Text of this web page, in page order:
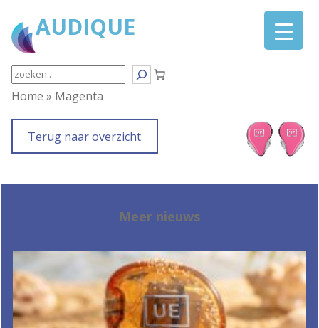
naar
de
AUDIQUE
Search
Home » Magenta
Terug naar overzicht
Meer nieuws